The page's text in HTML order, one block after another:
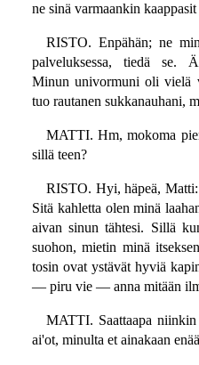
ne sinä varmaankin
RISTO. Enpähän; ne
palveluksessa, tiedä se.
Minun univormuni oli vielä
tuo rautanen sukkanauhani,
MATTI. Hm, mokoma
sillä teen?
RISTO. Hyi, häpeä,
Sitä kahletta olen minä
aivan sinun tähtesi. Sillä
suohon, mietin minä
tosin ovat ystävät hyviä
— piru vie — anna mitään
MATTI. Saattaapa
ai'ot, minulta et ainakaan